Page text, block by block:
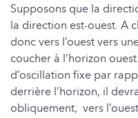
Supposons que la
la direction est-ouest. A
donc vers l’ouest vers
coucher à l’horizon
d’oscillation fixe par
derrière l’horizon, il
obliquement, vers